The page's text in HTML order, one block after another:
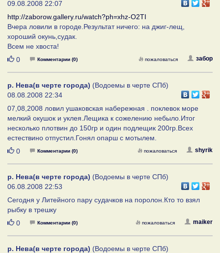
09.08.2008 22:07
http://zaborow.gallery.ru/watch?ph=xhz-O2TI
Вчера ловили в городе.Результат ничего: на джиг-лещ,
хороший окунь,судак.
Всем не хвоста!
Нравится
0 Комментарии (0) забор
пожаловаться
р. Нева(в черте города) (Водоемы в черте СПб)
08.08.2008 22:34
07,08,2008 ловил ушаковская набережная . поклевок море
мелкий окушок и уклея.Лещика к сожелению небыло.Итог
несколько плотвин до 150гр и один подлещик 200гр.Всех
естествино отпустил.Гонял опарш с мотылем.
Нравится
0 Комментарии (0) shyrik
пожаловаться
р. Нева(в черте города) (Водоемы в черте СПб)
06.08.2008 22:53
Сегодня у Литейного пару судачков на поролон.Кто то взял
рыбку в трешку
Нравится
0 Комментарии (0) maiker
пожаловаться
р. Нева(в черте города) (Водоемы в черте СПб)